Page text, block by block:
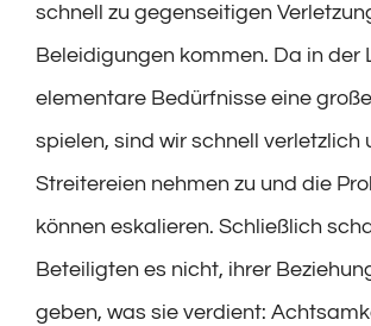
schnell zu gegenseitigen
Beleidigungen kommen. Da in der
elementare Bedürfnisse eine
spielen, sind wir schnell verletzlich
Streitereien nehmen zu und die
können eskalieren. Schließlich
Beteiligten es nicht, ihrer
geben, was sie verdient: